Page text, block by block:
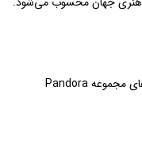
این مدل با تمام دستبندها، گردنبندها و هولدرهای مجموعه Pandora